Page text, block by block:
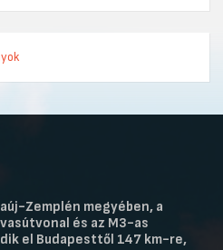
Zemplén megyében, a
és az M3-as
el Budapesttől 147 km-re,